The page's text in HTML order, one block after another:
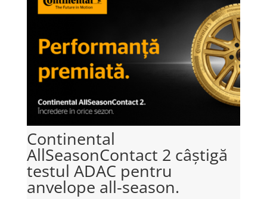
Continental
AllSeasonContact 2 câștigă
testul ADAC pentru
anvelope all-season.